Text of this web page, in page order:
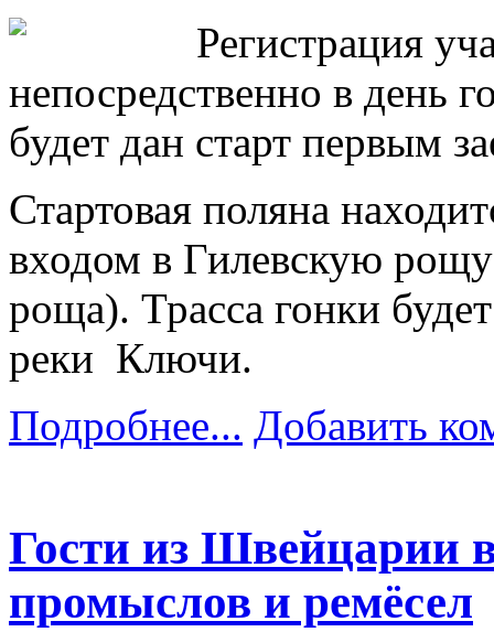
Регистрация
непосредственно в день
будет дан старт первым
Стартовая поляна
входом в Гилевскую
роща). Трасса гонки
реки Ключи.
Подробнее... Добавить
Гости из Швейцарии
промыслов и ремёсел